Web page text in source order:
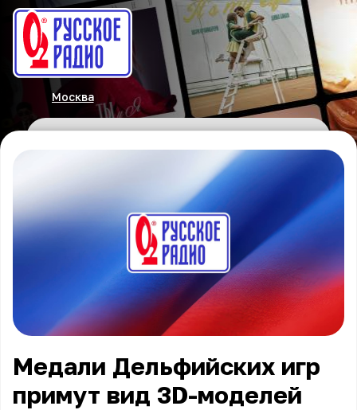
Москва
Медали Дельфийских игр
примут вид 3D-моделей